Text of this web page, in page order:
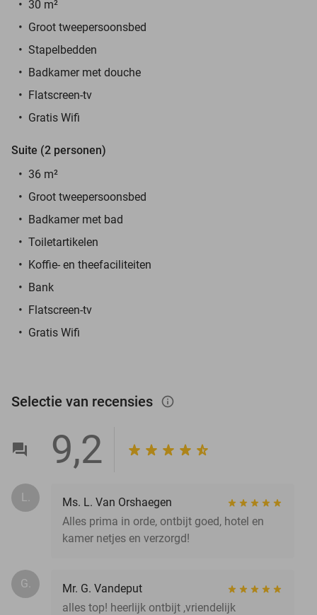
30 m²
Groot tweepersoonsbed
Stapelbedden
Badkamer met douche
Flatscreen-tv
Gratis Wifi
Suite (2 personen)
36 m²
Groot tweepersoonsbed
Badkamer met bad
Toiletartikelen
Koffie- en theefaciliteiten
Bank
Flatscreen-tv
Gratis Wifi
Selectie van recensies info_outlined
9,2
L.
Ms. L. Van Orshaegen
Alles prima in orde, ontbijt goed, hotel en
kamer netjes en verzorgd!
G.
Mr. G. Vandeput
alles top! heerlijk ontbijt ,vriendelijk